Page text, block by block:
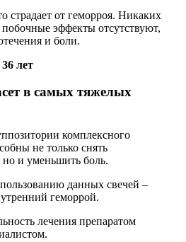
страдает от геморроя. Никаких
эффекты отсутствуют,
и боли.
лет
в самых тяжелых
комплексного
не только снять
и уменьшить боль.
данных свечей –
геморрой.
лечения препаратом